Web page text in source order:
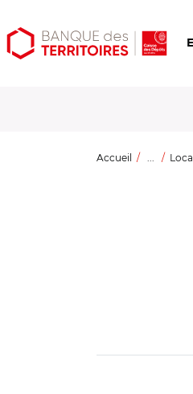
Aller
au
Aller
au
Ouvrir
les
Accueil ...